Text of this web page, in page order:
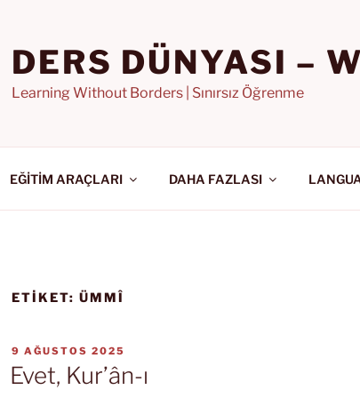
DERS DÜNYASI –
Learning Without Borders | Sınırsız Öğrenme
EĞİTİM ARAÇLARI DAHA FAZLASI
ETIKET: ÜMMÎ
YAYIM
TARIHI
9 AĞUSTOS 2025
Evet, Kur’ân-ı